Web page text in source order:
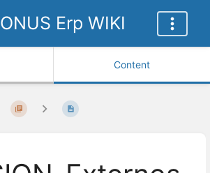
Erp WIKI
Content